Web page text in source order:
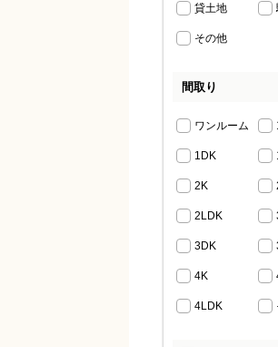
貸土地
その他
間取り
ワンルーム
1DK
2K
2LDK
3DK
4K
4LDK